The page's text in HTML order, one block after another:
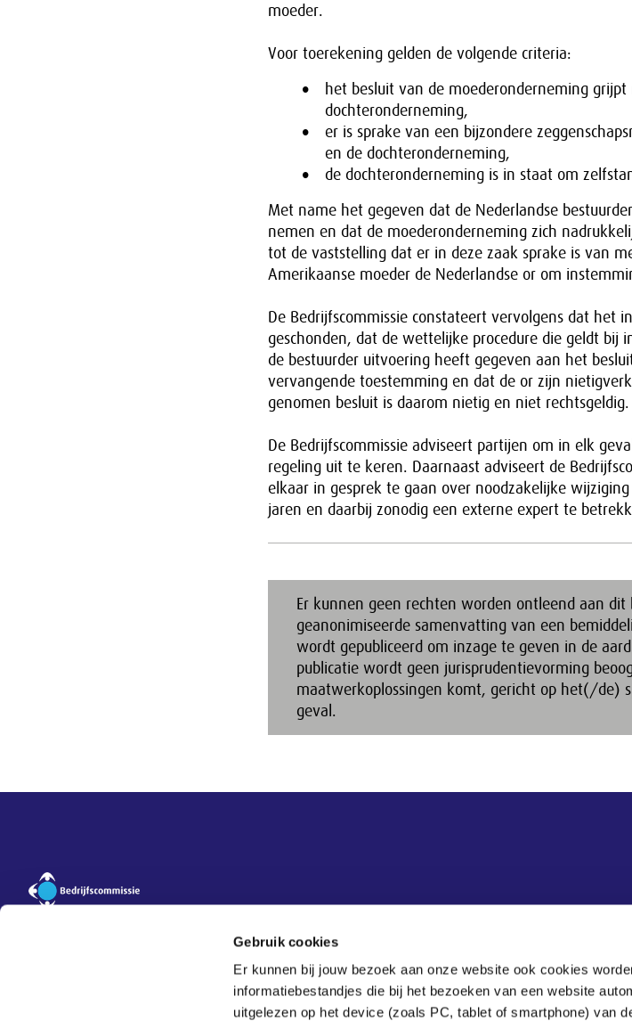
Gebruik cookies
Er kunnen bij jouw bezoek aan onze website ook cookies
informatiebestandjes die bij het bezoeken van een website
uitgelezen op het device (zoals PC, tablet of smartphone) van
moeder.
Voor toerekening gelden de volgende criteria:
het besluit van de moederonderneming
dochteronderneming,
er is sprake van een bijzondere
en de dochteronderneming,
de dochteronderneming is in staat om
Met name het gegeven dat de Nederlandse
nemen en dat de moederonderneming zich
tot de vaststelling dat er in deze zaak sprake is van
Amerikaanse moeder de Nederlandse or om
De Bedrijfscommissie constateert vervolgens dat het
geschonden, dat de wettelijke procedure die geldt bij
de bestuurder uitvoering heeft gegeven aan het
vervangende toestemming en dat de or zijn
genomen besluit is daarom nietig en niet rechtsgeldig.
De Bedrijfscommissie adviseert partijen om in elk
regeling uit te keren. Daarnaast adviseert de
elkaar in gesprek te gaan over noodzakelijke
jaren en daarbij zonodig een externe expert te
Er kunnen geen rechten worden ontleend aan
geanonimiseerde samenvatting van een
wordt gepubliceerd om inzage te geven in de
publicatie wordt geen jurisprudentievorming
maatwerkoplossingen komt, gericht op het(/de)
geval.
Overige informatie
Contact
Contact
Veelgestelde vragen
Postbus 90405